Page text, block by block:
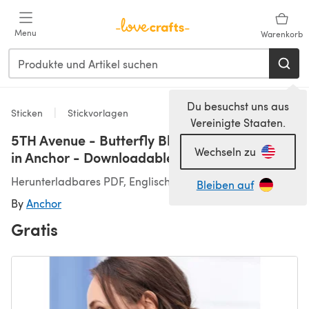
Menu Warenkorb
Du besuchst uns aus
Vereinigte Staaten.
Wechseln zu
Bleiben auf
Sticken Stickvorlagen
5TH Avenue - Butterfly Blazer and clutch bag
in Anchor - Downloadable PDF
Herunterladbares PDF, Englisch
ByAnchor
Gratis